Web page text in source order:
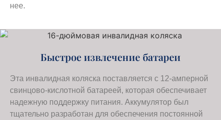
нее.
Быстрое извлечение батареи
Эта инвалидная коляска поставляется с 12-амперной
свинцово-кислотной батареей, которая обеспечивает
надежную поддержку питания. Аккумулятор был
тщательно разработан для обеспечения постоянной